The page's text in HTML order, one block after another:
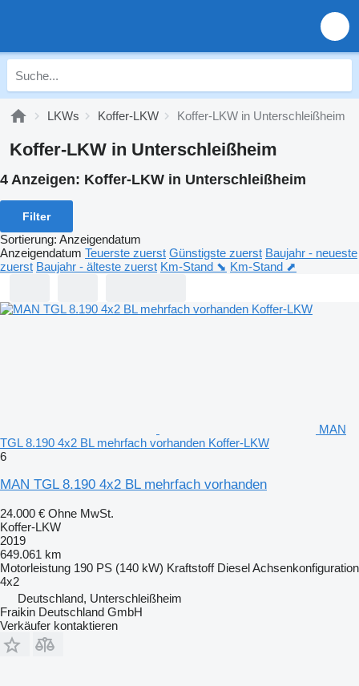
LKWs Koffer-LKW Koffer-LKW in Unterschleißheim
Koffer-LKW in Unterschleißheim
4 Anzeigen: Koffer-LKW in Unterschleißheim
Filter
Sortierung: Anzeigendatum
Anzeigendatum Teuerste zuerst Günstigste zuerst Baujahr - neueste
zuerst Baujahr - älteste zuerst Km-Stand ⬊ Km-Stand ⬈
MAN
TGL 8.190 4x2 BL mehrfach vorhanden Koffer-LKW
6
MAN TGL 8.190 4x2 BL mehrfach vorhanden
24.000 € Ohne MwSt.
Koffer-LKW
2019
649.061 km
Motorleistung 190 PS (140 kW) Kraftstoff DieselAchsenkonfiguration
4x2
Deutschland, Unterschleißheim
Fraikin Deutschland GmbH
Verkäufer kontaktieren